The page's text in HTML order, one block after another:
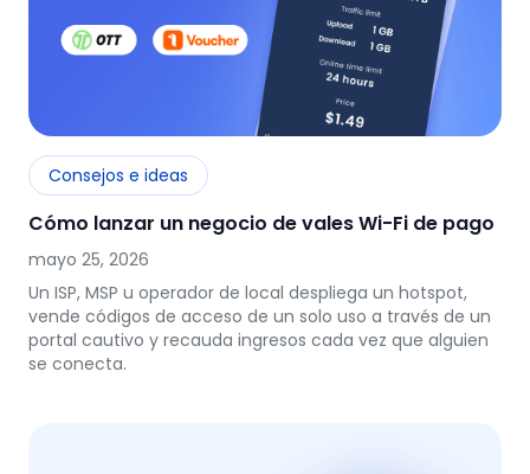
Consejos e ideas
Cómo lanzar un negocio de vales Wi-Fi de pago
mayo 25, 2026
Un ISP, MSP u operador de local despliega un hotspot,
vende códigos de acceso de un solo uso a través de un
portal cautivo y recauda ingresos cada vez que alguien
se conecta.